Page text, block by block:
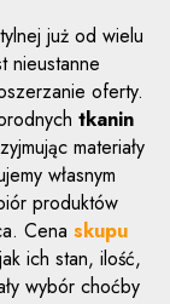
już od wielu
nieustanne
oferty.
tkanin
materiały
własnym
produktów
Cena skupu
ich stan, ilość,
wybór choćby